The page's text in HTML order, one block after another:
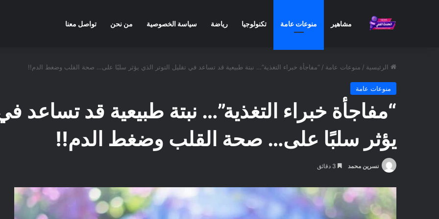
مشاهير منوعات عامة تكنولوجيا رياضة سياسة الخصوصية من نحن تواصل معنا
الرئيسية / منوعات عامة / “مفاجأة خبراء التغذية”… نبتة طبيعية قد تساعد في تقليل التوتر الذي يؤثر سلبًا على… صحة القلب وضغط الدم!!
منوعات عامة
“مفاجأة خبراء التغذية”… نبتة طبيعية قد تساعد
يؤثر سلبًا على… صحة القلب وضغط الدم!!
نسرين محمد